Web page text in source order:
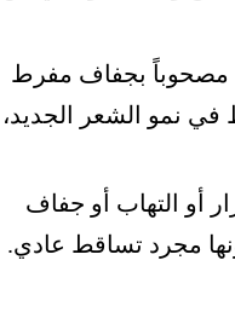
مصحوباً بجفاف مفرط
نمو الشعر الجديد،
أو التهاب أو جفاف
مجرد تساقط عادي.